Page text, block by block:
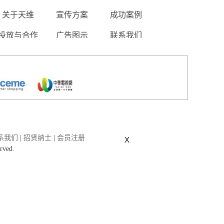
X
关于天维 宣传方案 成功案例
放与合作 广告图示 联系我们
我们 招贤纳士
会员注册